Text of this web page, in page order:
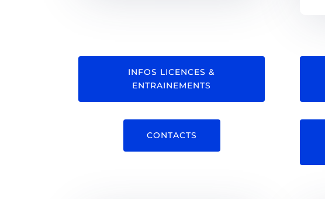
INFOS LICENCES &
ENTRAINEMENTS
CONTACTS